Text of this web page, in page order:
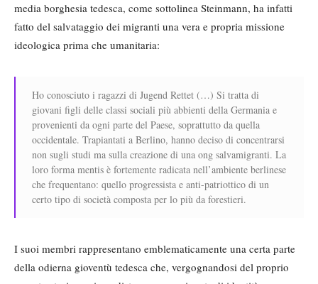
media borghesia tedesca, come sottolinea Steinmann, ha infatti
fatto del salvataggio dei migranti una vera e propria missione
ideologica prima che umanitaria:
Ho conosciuto i ragazzi di Jugend Rettet (…) Si tratta di
giovani figli delle classi sociali più abbienti della Germania e
provenienti da ogni parte del Paese, soprattutto da quella
occidentale. Trapiantati a Berlino, hanno deciso di concentrarsi
non sugli studi ma sulla creazione di una ong salvamigranti. La
loro forma mentis è fortemente radicata nell’ambiente berlinese
che frequentano: quello progressista e anti-patriottico di un
certo tipo di società composta per lo più da forestieri.
I suoi membri rappresentano emblematicamente una certa parte
della odierna gioventù tedesca che, vergognandosi del proprio